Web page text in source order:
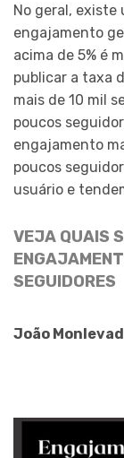
No geral, existe
engajamento
acima de 5% é
publicar a taxa
mais de 10 mil
poucos
engajamento
poucos
usuário e
VEJA QUAIS
SEGUIDORES
João